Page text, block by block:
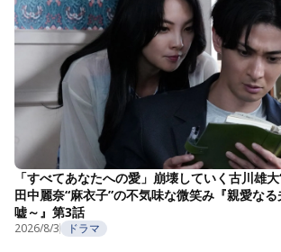
「すべてあなたへの愛」崩壊していく古川雄大
田中麗奈“麻衣子”の不気味な微笑み『親愛な
嘘～』第3話
2026/8/3 ドラマ